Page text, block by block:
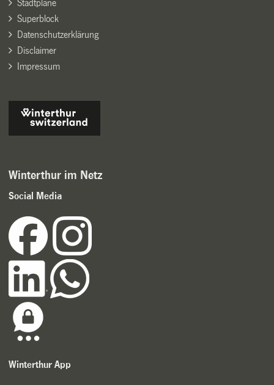
Stadtpläne
Superblock
Datenschutzerklärung
Disclaimer
Impressum
Winterthur im Netz
Social Media
Winterthur App